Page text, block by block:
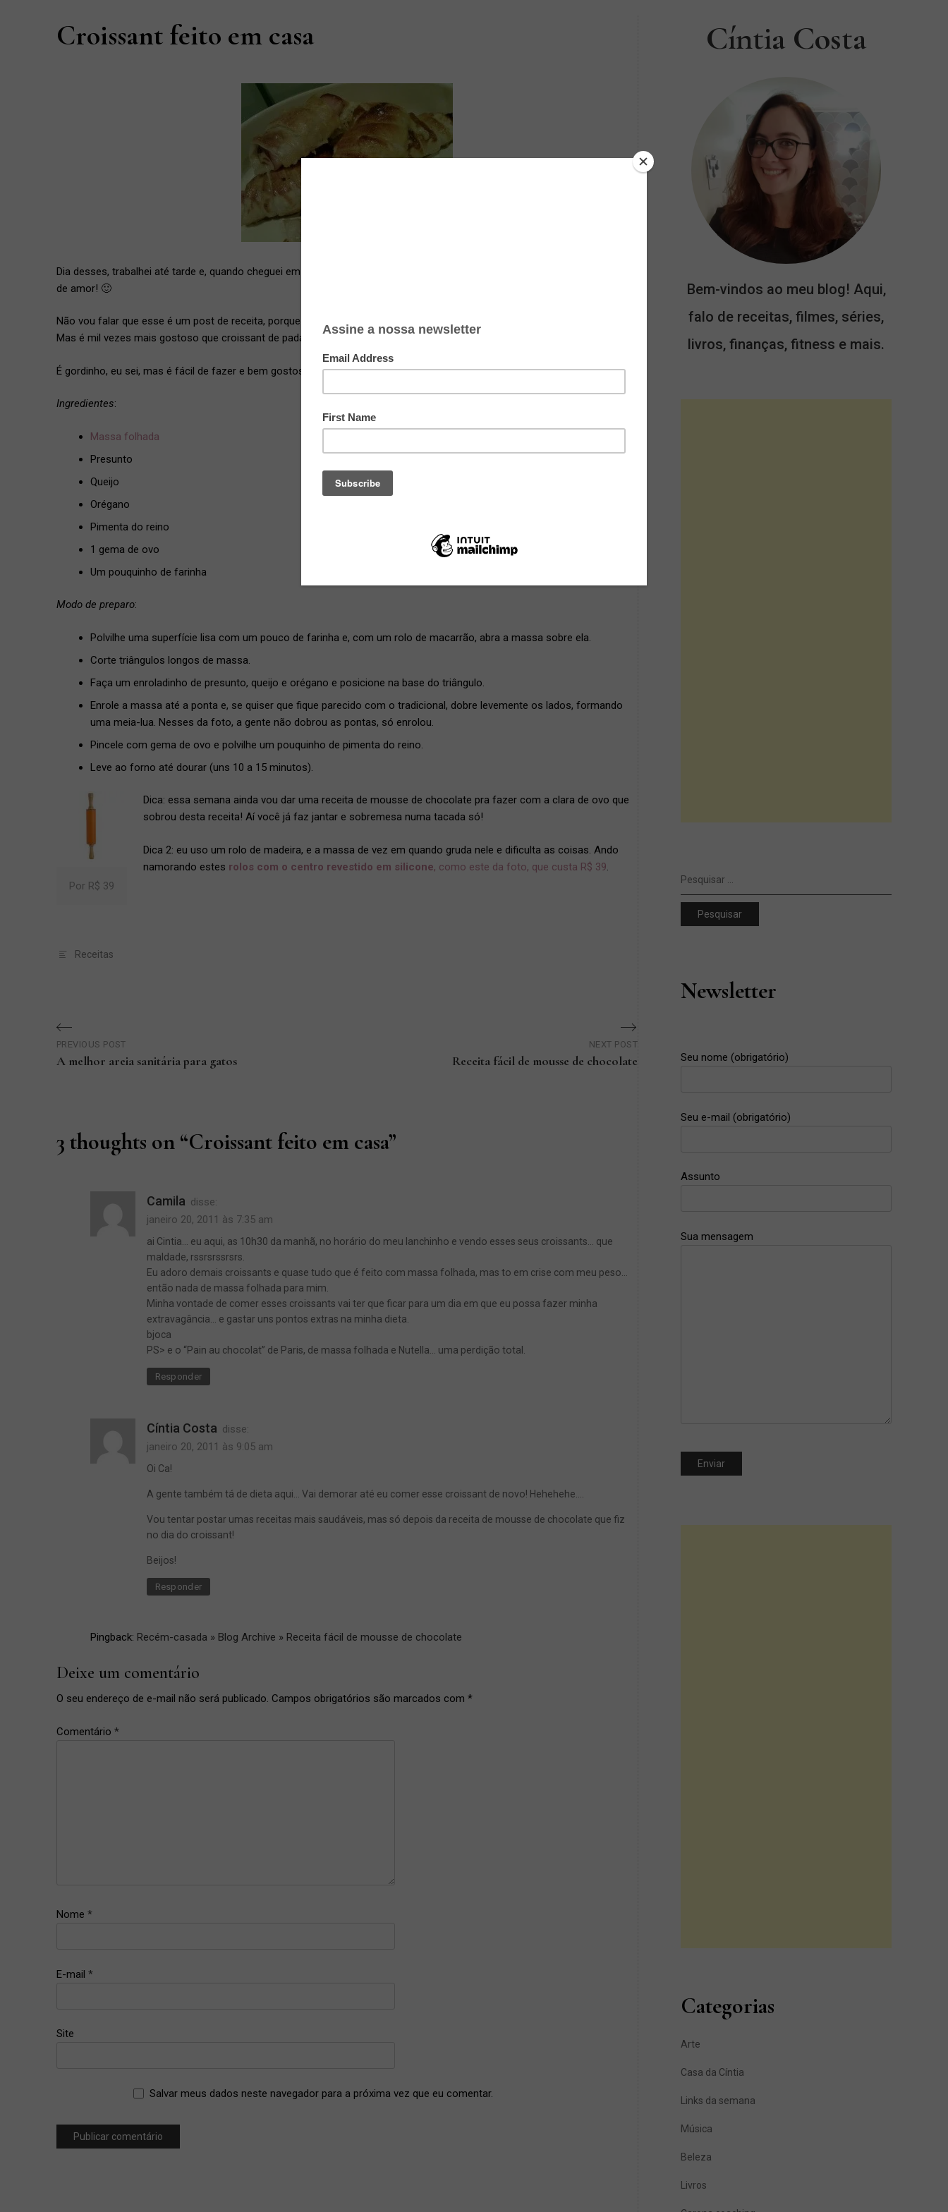
Croissant feito em casa
Dia desses, trabalhei até tarde e, quando cheguei em casa cansadona, o Cauê estava preparando croissants pra gente. Morri
de amor! 🙂
Não vou falar que esse é um post de receita, porque a
Mas é mil vezes mais gostoso que croissant de padaria! Quentinho, crocante e cheiroso.
É gordinho, eu sei, mas é fácil de fazer e bem gostoso. Quem tiver merecendo uma indulgência culinária, anota aí:
Ingredientes:
Massa folhada
Presunto
Queijo
Orégano
Pimenta do reino
1 gema de ovo
Um pouquinho de farinha
Modo de preparo:
Polvilhe uma superfície lisa com um pouco de farinha e, com um rolo de macarrão, abra a massa sobre ela.
Corte triângulos longos de massa.
Faça um enroladinho de presunto, queijo e orégano e posicione na base do triângulo.
Enrole a massa até a ponta e, se quiser que fique parecido com o tradicional, dobre levemente os lados, formando
uma meia-lua. Nesses da foto, a gente não dobrou as pontas, só enrolou.
Pincele com gema de ovo e polvilhe um pouquinho de pimenta do reino.
Leve ao forno até dourar (uns 10 a 15 minutos).
Por R$ 39
Dica: essa semana ainda vou dar uma receita de mousse de chocolate pra fazer com a clara de ovo que
sobrou desta receita! Aí você já faz jantar e sobremesa numa tacada só!
Dica 2: eu uso um rolo de madeira, e a massa de vez em quando gruda nele e dificulta as coisas. Ando
namorando estes rolos com o centro revestido em silicone, como este da foto, que custa R$ 39
Receitas
de
,
e queijo
Navegação
PREVIOUS POST
A melhor areia sanitária para gatos
NEXT POST
Receita fácil de mousse de chocolate
3 thoughts on “Croissant feito em casa”
Camila disse:
janeiro 20, 2011 às 7:35 am
ai Cintia… eu aqui, as 10h30 da manhã, no horário do meu lanchinho e vendo esses seus croissants… que
maldade, rssrsrssrsrs.
Eu adoro demais croissants e quase tudo que é feito com massa folhada, mas to em crise com meu peso…
então nada de massa folhada para mim.
Minha vontade de comer esses croissants vai ter que ficar para um dia em que eu possa fazer minha
extravagância… e gastar uns pontos extras na minha dieta.
bjoca
PS> e o “Pain au chocolat” de Paris, de massa folhada e Nutella… uma perdição total.
Responder
Cíntia Costa disse:
janeiro 20, 2011 às 9:05 am
Oi Ca!
A gente também tá de dieta aqui… Vai demorar até eu comer esse croissant de novo! Hehehehe….
Vou tentar postar umas receitas mais saudáveis, mas só depois da receita de mousse de chocolate que fiz
no dia do croissant!
Beijos!
Responder
Pingback: Recém-casada » Blog Archive » Receita fácil de mousse de chocolate
Deixe um comentário
O seu endereço de e-mail não será publicado. Campos obrigatórios são marcados com *
Comentário *
Nome *
E-mail *
Site
Salvar meus dados neste navegador para a próxima vez que eu comentar.
Cíntia Costa
Bem-vindos ao meu blog! Aqui,
falo de receitas, filmes, séries,
livros, finanças, fitness e mais.
Pesquisar
Newsletter
Seu nome (obrigatório)
Seu e-mail (obrigatório)
Assunto
Sua mensagem
Categorias
Arte
Casa da Cíntia
Links da semana
Música
Beleza
Livros